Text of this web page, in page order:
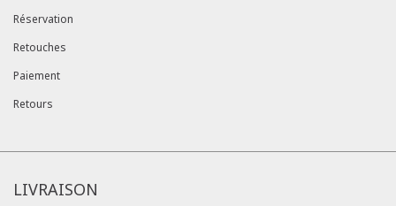
Réservation
Retouches
Paiement
Retours
LIVRAISON